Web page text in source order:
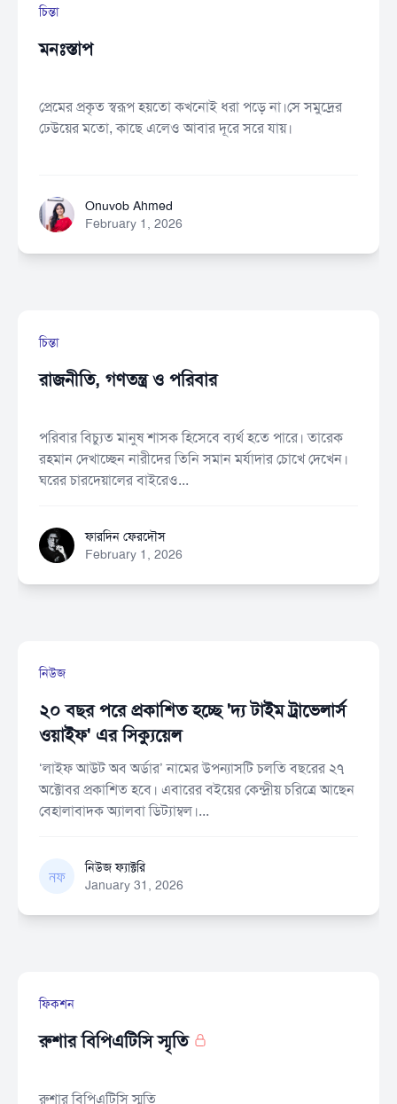
চিন্তা
মনঃস্তাপ
প্রেমের প্রকৃত স্বরূপ হয়তো কখনোই ধরা পড়ে না।সে সমুদ্রের
ঢেউয়ের মতো, কাছে এলেও আবার দূরে সরে যায়।
Onuvob Ahmed
Onuvob Ahmed
February 1, 2026
চিন্তা
রাজনীতি, গণতন্ত্র ও পরিবার
পরিবার বিচ্যুত মানুষ শাসক হিসেবে ব্যর্থ হতে পারে। তারেক
রহমান দেখাচ্ছেন নারীদের তিনি সমান মর্যাদার চোখে দেখেন।
ঘরের চারদেয়ালের বাইরেও...
ফারদিন ফেরদৌস
ফারদিন ফেরদৌস
February 1, 2026
নিউজ
২০ বছর পরে প্রকাশিত হচ্ছে 'দ্য টাইম ট্রাভেলার্স
ওয়াইফ' এর সিক্যুয়েল
‘লাইফ আউট অব অর্ডার’ নামের উপন্যাসটি চলতি বছরের ২৭
অক্টোবর প্রকাশিত হবে। এবারের বইয়ের কেন্দ্রীয় চরিত্রে আছেন
বেহালাবাদক অ্যালবা ডিট্যাম্বল।...
নিউজ ফ্যাক্টরিনিউজ ফ্যাক্টরি
January 31, 2026
ফিকশন
রুশার বিপিএটিসি স্মৃতি
রুশার বিপিএটিসি স্মৃতি